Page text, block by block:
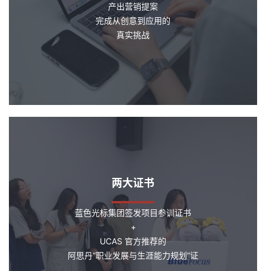
产出营销提案
完成从创意到应用的
真实挑战
两大证书
蓝色光标集团签发项目参训证书
+
UCAS 官方推荐的
阿思丹“职业发展与生涯能力规划”证